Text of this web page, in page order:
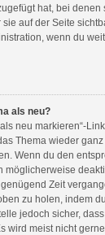
hat, bei denen
auf der Seite
wenn du
als neu?
neu markieren“-
Thema wieder
Wenn du den
möglicherweise
Zeit
zu holen, indem
jedoch sicher,
wird meist nicht